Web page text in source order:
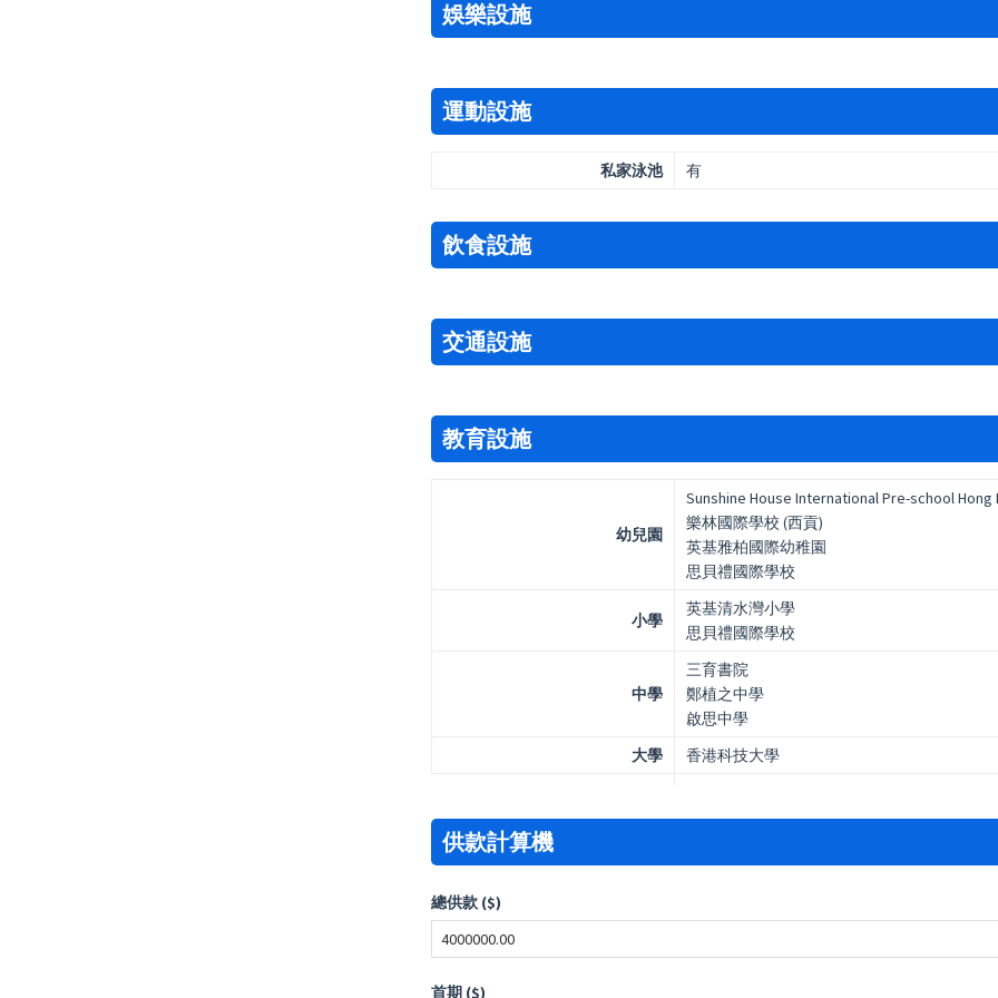
娛樂設施
運動設施
私家泳池 有
飲食設施
交通設施
教育設施
幼兒園
Sunshine House International Pre-school Hong
樂林國際學校 (西貢)
英基雅柏國際幼稚園
思貝禮國際學校
小學
英基清水灣小學
思貝禮國際學校
中學
三育書院
鄭植之中學
啟思中學
大學
香港科技大學
供款計算機
總供款 ($)
首期 ($)